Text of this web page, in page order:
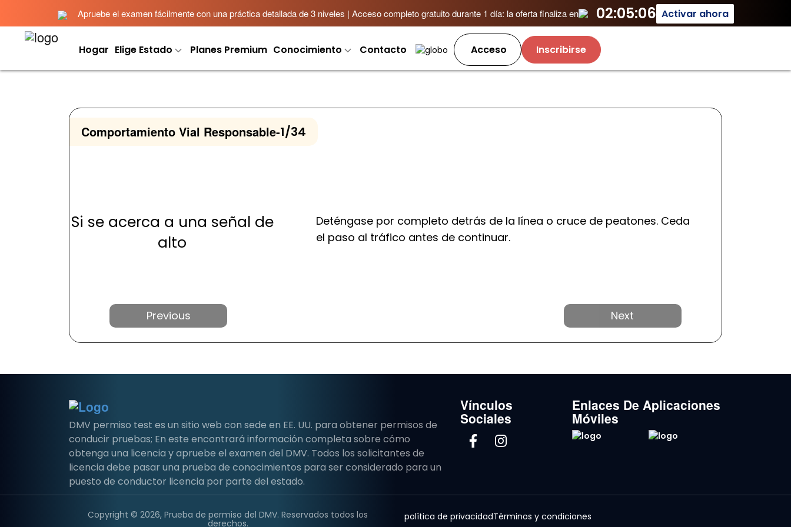
Apruebe el examen fácilmente con una práctica detallada de 3 niveles | Acceso completo gratuito durante 1 día: la oferta finaliza en 02:05:06 Activar ahora
Hogar Elige Estado Planes Premium Conocimiento Contacto Acceso Inscribirse
Comportamiento Vial Responsable-1/34
Si se acerca a una señal de
alto
Deténgase por completo detrás de la línea o cruce de peatones. Ceda
el paso al tráfico antes de continuar.
Anterior Próximo
DMV permiso test es un sitio web con sede en EE. UU. para obtener permisos de
conducir pruebas; En este encontrará información completa sobre cómo
obtenga una licencia y apruebe el examen del DMV. Todos los solicitantes de
licencia debe pasar una prueba de conocimientos para ser considerado para un
puesto de conductor licencia por parte del estado.
Vínculos
Sociales
Enlaces De Aplicaciones
Móviles
Copyright © 2026, Prueba de permiso del DMV. Reservados todos los
derechos.
política de privacidadTérminos y condiciones